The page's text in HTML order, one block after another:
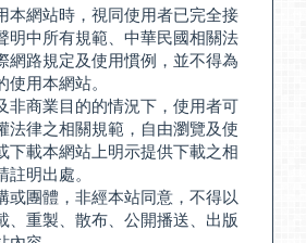
本網站時，視同使用者已完全接
明中所有規範、中華民國相關法
網路規定及使用慣例，並不得為
用本網站。
非商業目的的情況下，使用者可
法律之相關規範，自由瀏覽及使
下載本網站上明示提供下載之相
明出處。
或團體，非經本站同意，不得以
、重製、散布、公開播送、出版